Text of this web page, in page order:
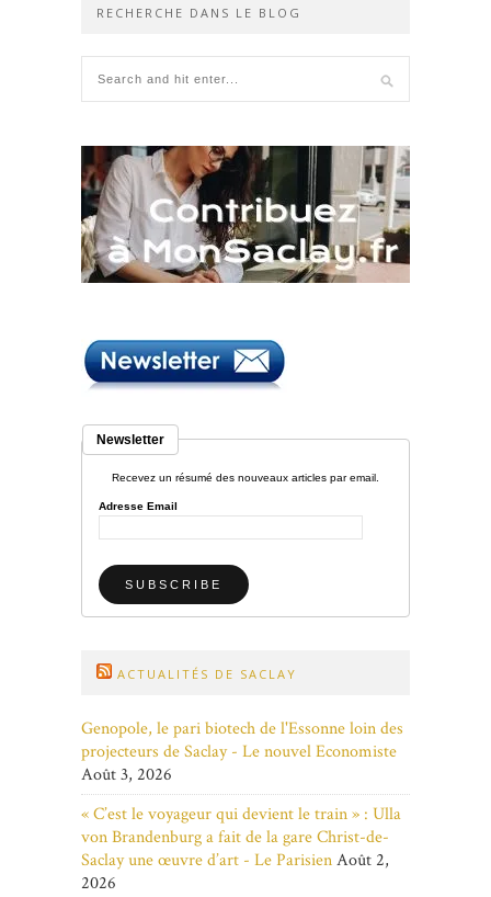
RECHERCHE DANS LE BLOG
Newsletter
Recevez un résumé des nouveaux articles par email.
Adresse Email
ACTUALITÉS DE SACLAY
Genopole, le pari biotech de l'Essonne loin des
projecteurs de Saclay - Le nouvel Economiste
Août 3, 2026
« C’est le voyageur qui devient le train » : Ulla
von Brandenburg a fait de la gare Christ-de-
Saclay une œuvre d’art - Le ParisienAoût 2,
2026